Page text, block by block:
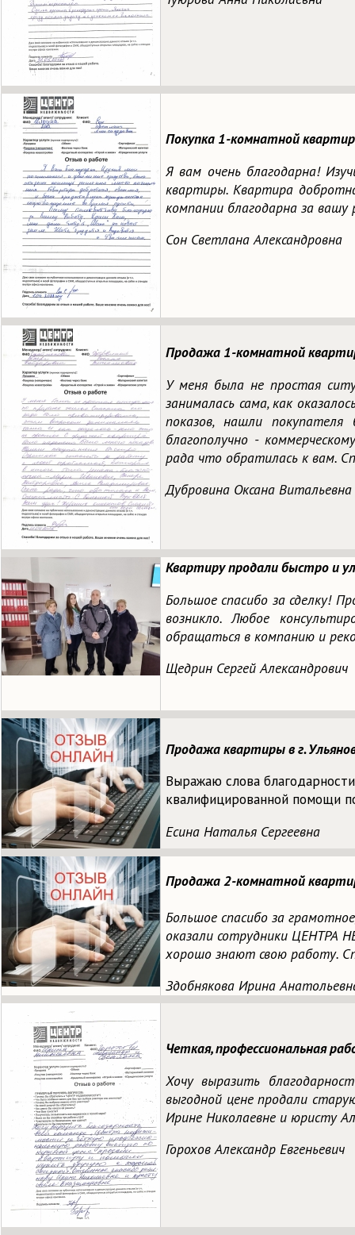
Покупка 1-комнатной
Я вам очень благодарна!
квартиры. Квартира
компании благодарна за
Сон Светлана Александровна
Продажа 1-комнатной
У меня была не простая
занималась сама, как
показов, нашли
благополучно -
рада что обратилась к вам.
Дубровина Оксана Витальевна
Квартиру продали быстро и
Большое спасибо за сделку!
возникло. Любое
обращаться в компанию и
Щедрин Сергей Александрович
Продажа квартиры в г.
Выражаю слова
квалифицированной помощи
Есина Наталья Сергеевна
Продажа 2-комнатной
Большое спасибо за
оказали сотрудники ЦЕНТРА
хорошо знают свою работу.
Здобнякова Ирина
Четкая, профессиональная
Хочу выразить
выгодной цене продали
Ирине Николаевне и юристу
Горохов Александр Евгеньевич